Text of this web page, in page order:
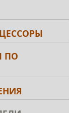
ПО